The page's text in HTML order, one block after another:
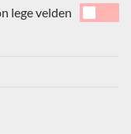
lege velden